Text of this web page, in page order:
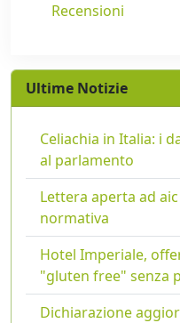
Recensioni
Ultime Notizie
Celiachia in Italia: i
al parlamento
Lettera aperta ad
normativa
Hotel Imperiale,
"gluten free" senza
Dichiarazione